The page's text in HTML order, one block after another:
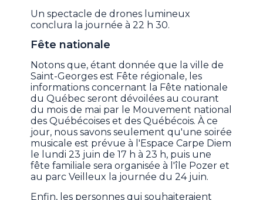
Un spectacle de drones lumineux
conclura la journée à 22 h 30.
Fête nationale
Notons que, étant donnée que la ville de
Saint-Georges est Fête régionale, les
informations concernant la Fête nationale
du Québec seront dévoilées au courant
du mois de mai par le Mouvement national
des Québécoises et des Québécois. À ce
jour, nous savons seulement qu'une soirée
musicale est prévue à l'Espace Carpe Diem
le lundi 23 juin de 17 h à 23 h, puis une
fête familiale sera organisée à l'île Pozer et
au parc Veilleux la journée du 24 juin.
Enfin, les personnes qui souhaiteraient